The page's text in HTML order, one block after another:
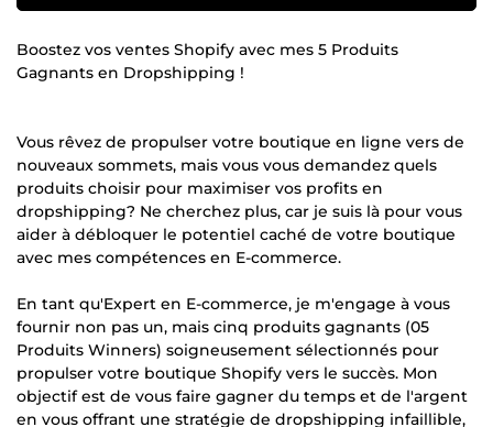
Boostez vos ventes Shopify avec mes 5 Produits
Gagnants en Dropshipping !
Vous rêvez de propulser votre boutique en ligne vers de
nouveaux sommets, mais vous vous demandez quels
produits choisir pour maximiser vos profits en
dropshipping? Ne cherchez plus, car je suis là pour vous
aider à débloquer le potentiel caché de votre boutique
avec mes compétences en E-commerce.
En tant qu'Expert en E-commerce, je m'engage à vous
fournir non pas un, mais cinq produits gagnants (05
Produits Winners) soigneusement sélectionnés pour
propulser votre boutique Shopify vers le succès. Mon
objectif est de vous faire gagner du temps et de l'argent
en vous offrant une stratégie de dropshipping infaillible,